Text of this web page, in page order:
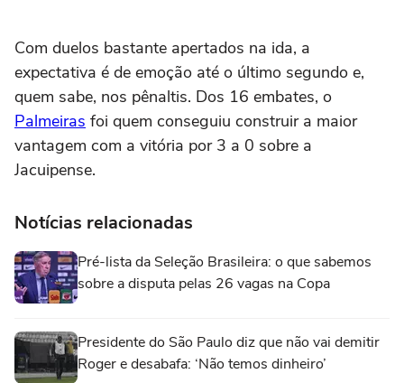
Com duelos bastante apertados na ida, a
expectativa é de emoção até o último segundo e,
quem sabe, nos pênaltis. Dos 16 embates, o
Palmeiras foi quem conseguiu construir a maior
vantagem com a vitória por 3 a 0 sobre a
Jacuipense.
Notícias relacionadas
Pré-lista da Seleção Brasileira: o que sabemos
sobre a disputa pelas 26 vagas na Copa
Presidente do São Paulo diz que não vai demitir
Roger e desabafa: ‘Não temos dinheiro’